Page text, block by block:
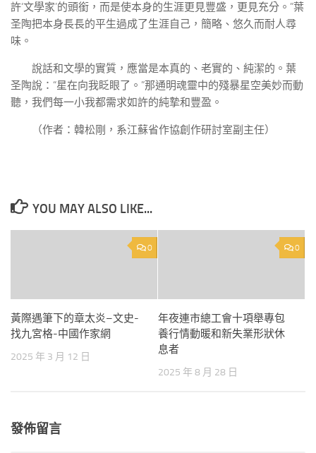
許‘文學家’的頭銜，而是使本身的生涯更見豐盛，更見充分。”葉
圣陶把本身長長的平生過成了生涯自己，簡略、悠久而耐人尋
味。
說話和文學的實質，應當是本真的、老實的、純潔的。葉
圣陶說：“星在向我眨眼了。”那通明魂靈中的殘暴星空美妙而動
聽，我們每一小我都需求如許的純摯和豐盈。
（作者：韓松剛，系江蘇省作協創作研討室副主任）
YOU MAY ALSO LIKE...
0
黃際遇筆下的章太炎–文史-
找九宮格-中國作家網
2025 年 3 月 12 日
0
年夜連市總工會十項舉專包
養行情動暖和新失業形狀休
息者
2025 年 8 月 28 日
發佈留言